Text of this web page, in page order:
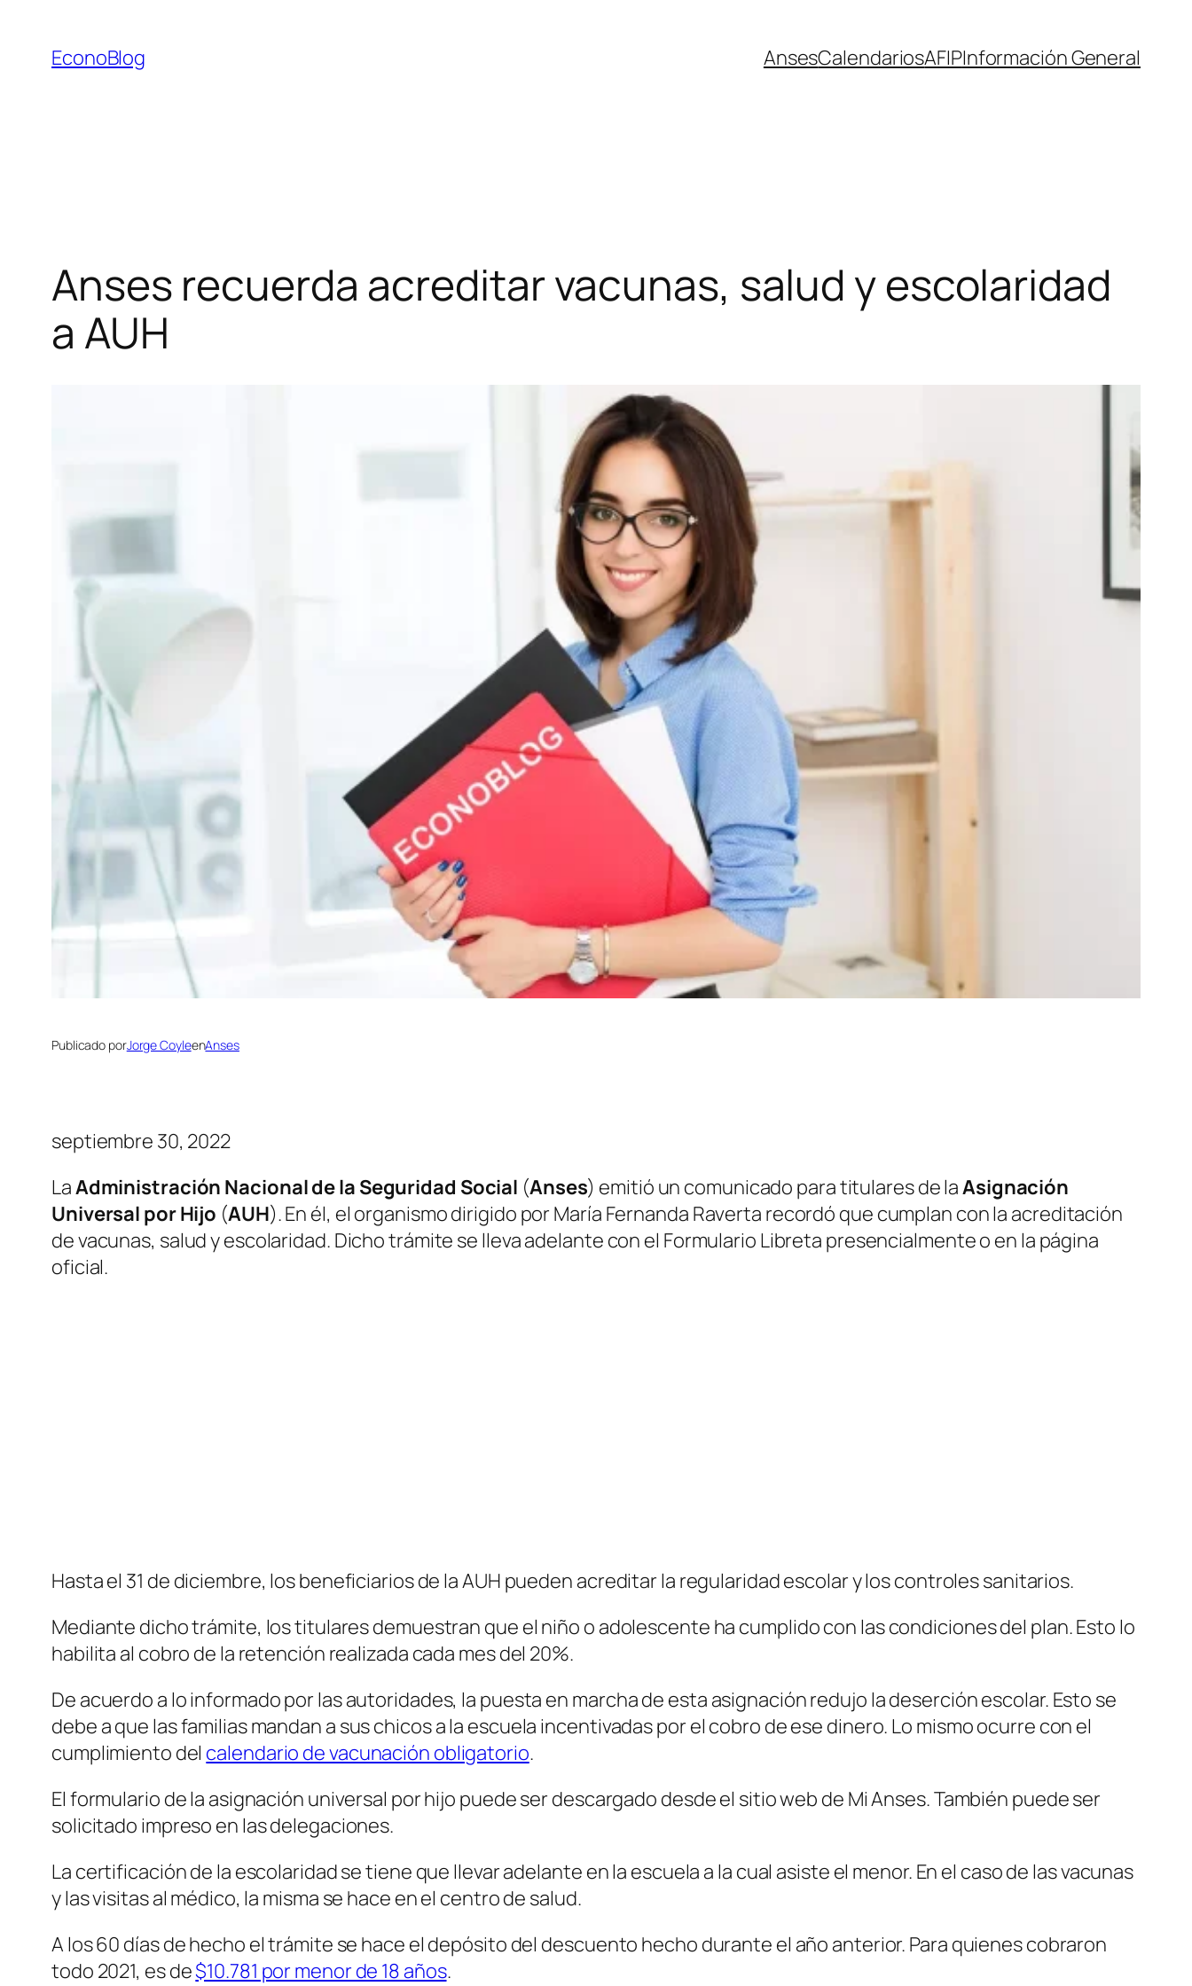
contenido
EconoBlog AnsesCalendariosAFIPInformación General
Anses recuerda acreditar vacunas, salud y escolaridad
a AUH
Publicado porJorge CoyleenAnses
septiembre 30, 2022
LaAdministración Nacional de la Seguridad Social (Anses) emitió un comunicado para titulares de laAsignación
Universal por Hijo (AUH). En él, el organismo dirigido por María Fernanda Raverta recordó que cumplan con la acreditación
de vacunas, salud y escolaridad. Dicho trámite se lleva adelante con el Formulario Libreta presencialmente o en la página
oficial.
Hasta el 31 de diciembre, los beneficiarios de la AUH pueden acreditar la regularidad escolar y los controles sanitarios.
Mediante dicho trámite, los titulares demuestran que el niño o adolescente ha cumplido con las condiciones del plan. Esto lo
habilita al cobro de la retención realizada cada mes del 20%.
De acuerdo a lo informado por las autoridades, la puesta en marcha de esta asignación redujo la deserción escolar. Esto se
debe a que las familias mandan a sus chicos a la escuela incentivadas por el cobro de ese dinero. Lo mismo ocurre con el
cumplimiento del calendario de vacunación obligatorio.
El formulario de la asignación universal por hijo puede ser descargado desde el sitio web de Mi Anses. También puede ser
solicitado impreso en las delegaciones.
La certificación de la escolaridad se tiene que llevar adelante en la escuela a la cual asiste el menor. En el caso de las vacunas
y las visitas al médico, la misma se hace en el centro de salud.
A los 60 días de hecho el trámite se hace el depósito del descuento hecho durante el año anterior. Para quienes cobraron
todo 2021, es de$10.781 por menor de 18 años.